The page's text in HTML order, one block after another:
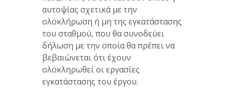
αυτοψίας σχετικά με την
ολοκλήρωση ή μη της εγκατάστασης
του σταθμού, που θα συνοδεύει
δήλωση με την οποία θα πρέπει να
βεβαιώνεται ότι έχουν
ολοκληρωθεί οι εργασίες
εγκατάστασης του έργου.